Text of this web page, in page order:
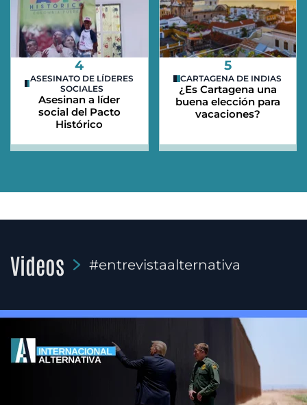
4
ASESINATO DE LÍDERES
SOCIALES
Asesinan a líder
social del Pacto
Histórico
5
CARTAGENA DE INDIAS
¿Es Cartagena una
buena elección para
vacaciones?
Videos #entrevistaalternativa